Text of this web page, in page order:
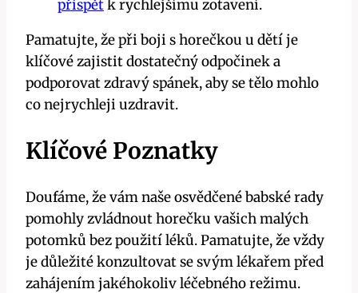
přispět‍ k rychlejšímu zotavení.
Pamatujte,⁤ že při boji s ‍horečkou u dětí⁢ je
klíčové zajistit dostatečný odpočinek a⁢
podporovat zdravý spánek, aby⁢ se tělo mohlo
co nejrychleji uzdravit.
Klíčové ⁣Poznatky
Doufáme, že vám naše osvědčené babské rady
pomohly zvládnout horečku vašich malých
potomků bez ⁤použití léků. Pamatujte, že vždy
je důležité konzultovat‍ se svým⁢ lékařem před⁢
zahájením jakéhokoliv léčebného režimu.